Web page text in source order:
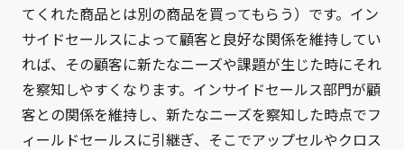
てくれた商品とは別の商品を買ってもらう）です。イン
サイドセールスによって顧客と良好な関係を維持してい
れば、その顧客に新たなニーズや課題が生じた時にそれ
を察知しやすくなります。インサイドセールス部門が顧
客との関係を維持し、新たなニーズを察知した時点でフ
ィールドセールスに引継ぎ、そこでアップセルやクロス